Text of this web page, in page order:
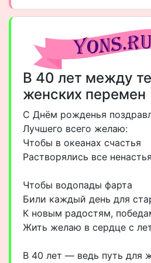
В 40 лет между
женских перемен
С Днём рожденья
Лучшего всего желаю:
Чтобы в океанах счастья
Растворялись все
Чтобы водопады фарта
Били каждый день для
К новым радостям,
Жить желаю в сердце с
В 40 лет — ведь путь для